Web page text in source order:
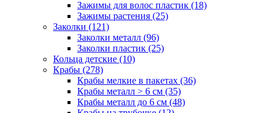
Зажимы для волос пластик (18)
Зажимы растения (25)
Заколки (121)
Заколки металл (96)
Заколки пластик (25)
Кольца детские (10)
Крабы (278)
Крабы мелкие в пакетах (36)
Крабы металл > 6 см (35)
Крабы металл до 6 см (48)